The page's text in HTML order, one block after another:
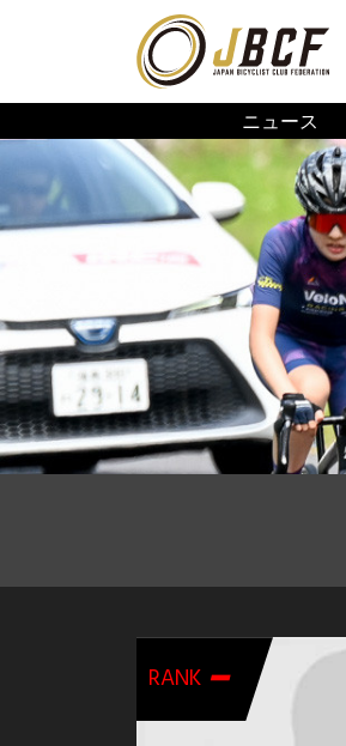
ニュース
RANK-